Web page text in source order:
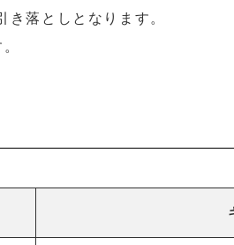
落としとなります。